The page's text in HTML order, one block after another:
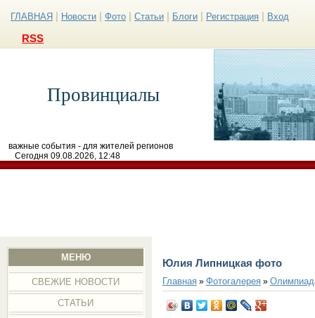
ГЛАВНАЯ Новости Фото Статьи Блоги Регистрация Вход
RSS
Провинциалы
важные события - для жителей регионов
Сегодня 09.08.2026, 12:48
МЕНЮ
СВЕЖИЕ НОВОСТИ
СТАТЬИ
Юлия Липницкая фото
Главная» Фотогалерея»